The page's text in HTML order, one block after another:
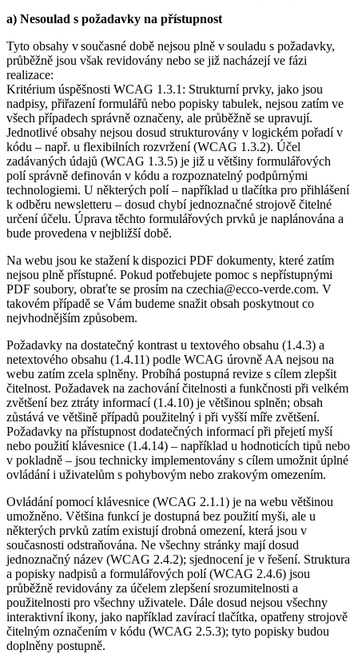
a) Nesoulad s požadavky na přístupnost
Tyto obsahy v současné době nejsou plně v souladu s požadavky,
průběžně jsou však revidovány nebo se již nacházejí ve fázi
realizace:
Kritérium úspěšnosti WCAG 1.3.1: Strukturní prvky, jako jsou
nadpisy, přiřazení formulářů nebo popisky tabulek, nejsou zatím ve
všech případech správně označeny, ale průběžně se upravují.
Jednotlivé obsahy nejsou dosud strukturovány v logickém pořadí v
kódu – např. u flexibilních rozvržení (WCAG 1.3.2). Účel
zadávaných údajů (WCAG 1.3.5) je již u většiny formulářových
polí správně definován v kódu a rozpoznatelný podpůrnými
technologiemi. U některých polí – například u tlačítka pro přihlášení
k odběru newsletteru – dosud chybí jednoznačné strojově čitelné
určení účelu. Úprava těchto formulářových prvků je naplánována a
bude provedena v nejbližší době.
Na webu jsou ke stažení k dispozici PDF dokumenty, které zatím
nejsou plně přístupné. Pokud potřebujete pomoc s nepřístupnými
PDF soubory, obraťte se prosím na czechia@ecco-verde.com. V
takovém případě se Vám budeme snažit obsah poskytnout co
nejvhodnějším způsobem.
Požadavky na dostatečný kontrast u textového obsahu (1.4.3) a
netextového obsahu (1.4.11) podle WCAG úrovně AA nejsou na
webu zatím zcela splněny. Probíhá postupná revize s cílem zlepšit
čitelnost. Požadavek na zachování čitelnosti a funkčnosti při velkém
zvětšení bez ztráty informací (1.4.10) je většinou splněn; obsah
zůstává ve většině případů použitelný i při vyšší míře zvětšení.
Požadavky na přístupnost dodatečných informací při přejetí myší
nebo použití klávesnice (1.4.14) – například u hodnoticích tipů nebo
v pokladně – jsou technicky implementovány s cílem umožnit úplné
ovládání i uživatelům s pohybovým nebo zrakovým omezením.
Ovládání pomocí klávesnice (WCAG 2.1.1) je na webu většinou
umožněno. Většina funkcí je dostupná bez použití myši, ale u
některých prvků zatím existují drobná omezení, která jsou v
současnosti odstraňována. Ne všechny stránky mají dosud
jednoznačný název (WCAG 2.4.2); sjednocení je v řešení. Struktura
a popisky nadpisů a formulářových polí (WCAG 2.4.6) jsou
průběžně revidovány za účelem zlepšení srozumitelnosti a
použitelnosti pro všechny uživatele. Dále dosud nejsou všechny
interaktivní ikony, jako například zavírací tlačítka, opatřeny strojově
čitelným označením v kódu (WCAG 2.5.3); tyto popisky budou
doplněny postupně.